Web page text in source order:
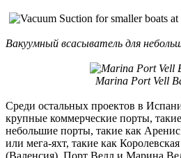
Вакуумный всасыватель для
Marina Port Vell
Среди остальных проектов в
крупные коммерческие порты,
небольшие порты, такие как
или мега-яхт, такие как
(Валенсия), Порт Велл и Марина